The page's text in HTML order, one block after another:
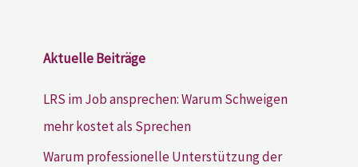
Aktuelle Beiträge
LRS im Job ansprechen: Warum Schweigen
mehr kostet als Sprechen
Warum professionelle Unterstützung der